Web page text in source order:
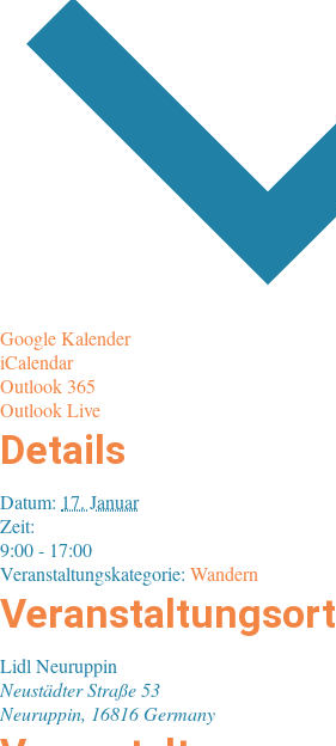
Google Kalender
iCalendar
Outlook 365
Outlook Live
Details
Datum: 17. Januar
Zeit:
9:00 - 17:00
Veranstaltungskategorie: Wandern
Veranstaltungsort
Lidl Neuruppin
Neustädter Straße 53
Neuruppin, 16816Germany